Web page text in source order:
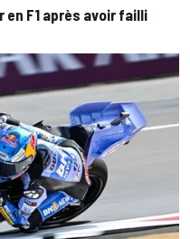
en F1 après avoir failli